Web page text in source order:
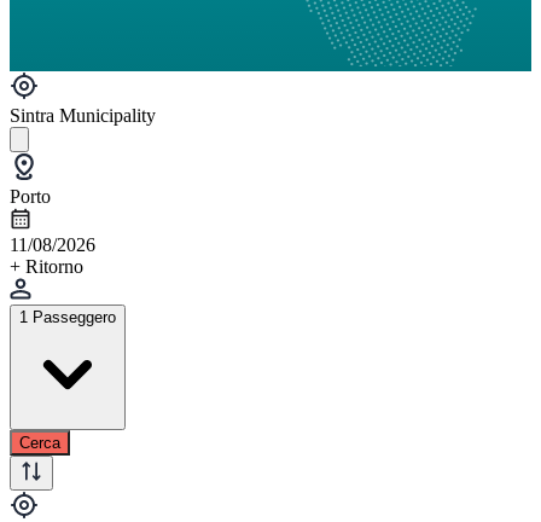
Sintra Municipality
Porto
11/08/2026
+ Ritorno
1 Passeggero
Cerca